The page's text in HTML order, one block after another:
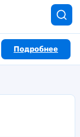
Подробнее